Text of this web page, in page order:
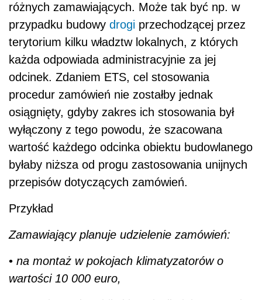
różnych zamawiających. Może tak być np. w
przypadku budowy drogi przechodzącej przez
terytorium kilku władztw lokalnych, z których
każda odpowiada administracyjnie za jej
odcinek. Zdaniem ETS, cel stosowania
procedur zamówień nie zostałby jednak
osiągnięty, gdyby zakres ich stosowania był
wyłączony z tego powodu, że szacowana
wartość każdego odcinka obiektu budowlanego
byłaby niższa od progu zastosowania unijnych
przepisów dotyczących zamówień.
Przykład
Zamawiający planuje udzielenie zamówień:
• na montaż w pokojach klimatyzatorów o
wartości 10 000 euro,